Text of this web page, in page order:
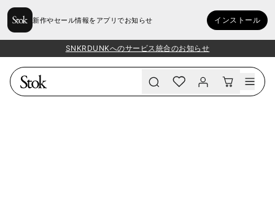
新作やセール情報をアプリでお知らせ インストール
SNKRDUNKへのサービス統合のお知らせ